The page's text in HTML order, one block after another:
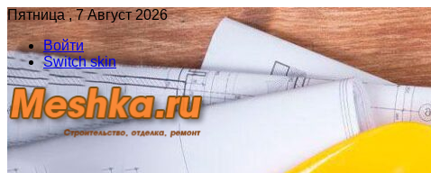
Пятница , 7 Август 2026
Войти
Switch skin